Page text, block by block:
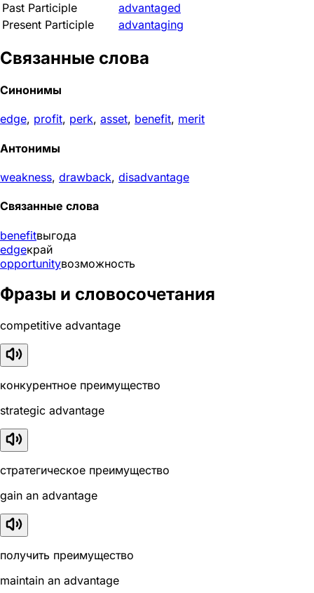
Past Participle
advantaged
Present Participle
advantaging
Связанные слова
Синонимы
edge, profit, perk, asset, benefit, merit
Антонимы
weakness, drawback, disadvantage
Связанные слова
benefitвыгода
edgeкрай
opportunityвозможность
Фразы и словосочетания
competitive advantage
конкурентное преимущество
strategic advantage
стратегическое преимущество
gain an advantage
получить преимущество
maintain an advantage